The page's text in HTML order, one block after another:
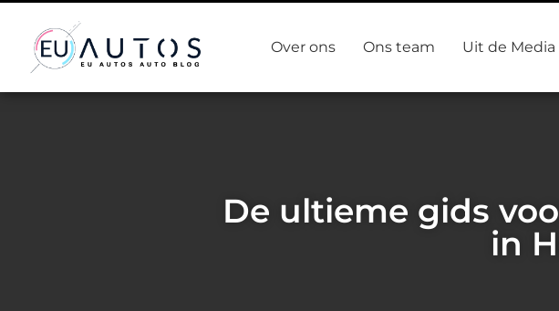
Over ons Ons team Uit de Media
De ultieme gids
in